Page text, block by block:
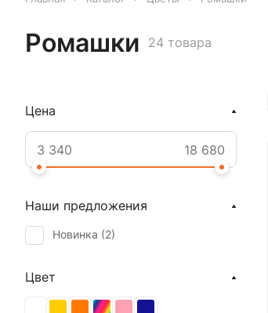
Ромашки 24 товара
Цена
Наши предложения
Новинка (2)
Цвет